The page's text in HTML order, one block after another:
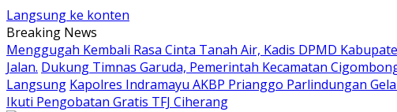
Langsung ke konten
Breaking News
Menggugah Kembali Rasa Cinta Tanah Air, Kadis DPMD
Jalan. Dukung Timnas Garuda, Pemerintah Kecamatan
Langsung Kapolres Indramayu AKBP Prianggo Parlindungan
Ikuti Pengobatan Gratis TFJ Ciherang